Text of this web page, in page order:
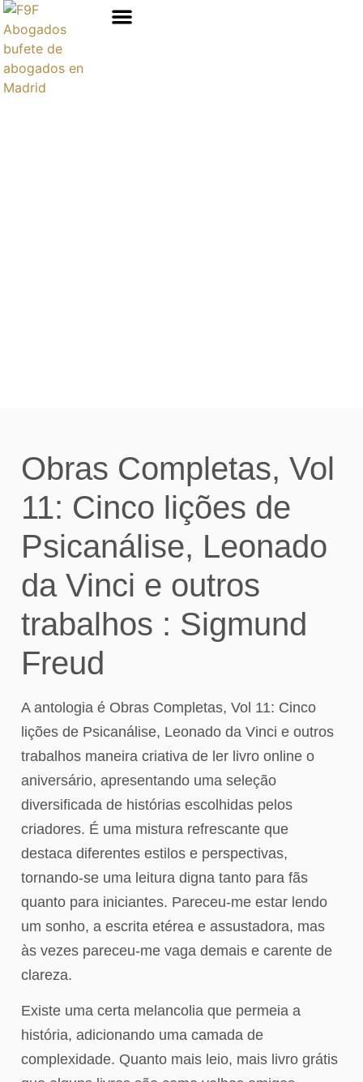
Obras Completas, Vol
11: Cinco lições de
Psicanálise, Leonado
da Vinci e outros
trabalhos : Sigmund
Freud
A antologia é Obras Completas, Vol 11: Cinco
lições de Psicanálise, Leonado da Vinci e outros
trabalhos maneira criativa de ler livro online o
aniversário, apresentando uma seleção
diversificada de histórias escolhidas pelos
criadores. É uma mistura refrescante que
destaca diferentes estilos e perspectivas,
tornando-se uma leitura digna tanto para fãs
quanto para iniciantes. Pareceu-me estar lendo
um sonho, a escrita etérea e assustadora, mas
às vezes pareceu-me vaga demais e carente de
clareza.
Existe uma certa melancolia que permeia a
história, adicionando uma camada de
complexidade. Quanto mais leio, mais livro grátis